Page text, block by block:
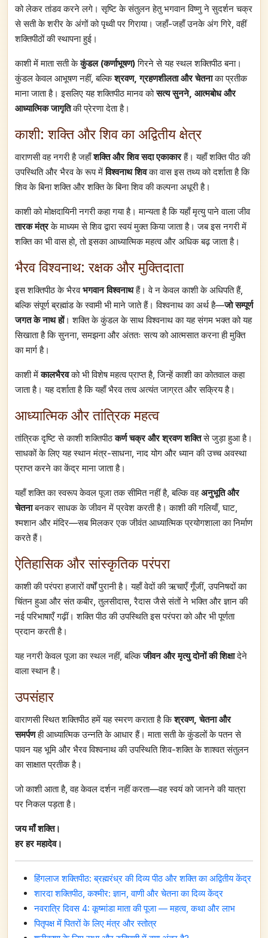
को लेकर तांडव करने लगे। सृष्टि के संतुलन हेतु भगवान विष्णु ने सुदर्शन चक्र
से सती के शरीर के अंगों को पृथ्वी पर गिराया। जहाँ-जहाँ उनके अंग गिरे, वहीं
शक्तिपीठों की स्थापना हुई।
काशी में माता सती केकुंडल (कर्णाभूषण)गिरने से यह स्थल शक्तिपीठ बना।
कुंडल केवल आभूषण नहीं, बल्किश्रवण, ग्रहणशीलता और चेतनाका प्रतीक
माना जाता है। इसलिए यह शक्तिपीठ मानव कोसत्य सुनने, आत्मबोध और
आध्यात्मिक जागृतिकी प्रेरणा देता है।
काशी: शक्ति और शिव का अद्वितीय क्षेत्र
वाराणसी वह नगरी है जहाँशक्ति और शिव सदा एकाकारहैं। यहाँ शक्ति पीठ की
उपस्थिति और भैरव के रूप मेंविश्वनाथ शिवका वास इस तथ्य को दर्शाता है कि
शिव के बिना शक्ति और शक्ति के बिना शिव की कल्पना अधूरी है।
काशी को मोक्षदायिनी नगरी कहा गया है। मान्यता है कि यहाँ मृत्यु पाने वाला जीव
तारक मंत्रके माध्यम से शिव द्वारा स्वयं मुक्त किया जाता है। जब इस नगरी में
शक्ति का भी वास हो, तो इसका आध्यात्मिक महत्व और अधिक बढ़ जाता है।
भैरव विश्वनाथ: रक्षक और मुक्तिदाता
इस शक्तिपीठ के भैरवभगवान विश्वनाथहैं। वे न केवल काशी के अधिपति हैं,
बल्कि संपूर्ण ब्रह्मांड के स्वामी भी माने जाते हैं। विश्वनाथ का अर्थ है—जो सम्पूर्ण
जगत के नाथ हों। शक्ति के कुंडल के साथ विश्वनाथ का यह संगम भक्त को यह
सिखाता है कि सुनना, समझना और अंततः सत्य को आत्मसात करना ही मुक्ति
का मार्ग है।
काशी मेंकालभैरवको भी विशेष महत्व प्राप्त है, जिन्हें काशी का कोतवाल कहा
जाता है। यह दर्शाता है कि यहाँ भैरव तत्व अत्यंत जाग्रत और सक्रिय है।
आध्यात्मिक और तांत्रिक महत्व
तांत्रिक दृष्टि से काशी शक्तिपीठकर्ण चक्र और श्रवण शक्तिसे जुड़ा हुआ है।
साधकों के लिए यह स्थान मंत्र-साधना, नाद योग और ध्यान की उच्च अवस्था
प्राप्त करने का केंद्र माना जाता है।
यहाँ शक्ति का स्वरूप केवल पूजा तक सीमित नहीं है, बल्कि वहअनुभूति और
चेतनाबनकर साधक के जीवन में प्रवेश करती है। काशी की गलियाँ, घाट,
श्मशान और मंदिर—सब मिलकर एक जीवंत आध्यात्मिक प्रयोगशाला का निर्माण
करते हैं।
ऐतिहासिक और सांस्कृतिक परंपरा
काशी की परंपरा हजारों वर्षों पुरानी है। यहाँ वेदों की ऋचाएँ गूँजीं, उपनिषदों का
चिंतन हुआ और संत कबीर, तुलसीदास, रैदास जैसे संतों ने भक्ति और ज्ञान की
नई परिभाषाएँ गढ़ीं। शक्ति पीठ की उपस्थिति इस परंपरा को और भी पूर्णता
प्रदान करती है।
यह नगरी केवल पूजा का स्थल नहीं, बल्किजीवन और मृत्यु दोनों की शिक्षादेने
वाला स्थान है।
उपसंहार
वाराणसी स्थित शक्तिपीठ हमें यह स्मरण कराता है किश्रवण, चेतना और
समर्पणही आध्यात्मिक उन्नति के आधार हैं। माता सती के कुंडलों के पतन से
पावन यह भूमि और भैरव विश्वनाथ की उपस्थिति शिव-शक्ति के शाश्वत संतुलन
का साक्षात प्रतीक है।
जो काशी आता है, वह केवल दर्शन नहीं करता—वह स्वयं को जानने की यात्रा
पर निकल पड़ता है।
जय माँ शक्ति।
हर हर महादेव।
हिंगलाज शक्तिपीठ: ब्रह्मरंध्र की दिव्य पीठ और शक्ति का अद्वितीय केंद्र
शारदा शक्तिपीठ, कश्मीर: ज्ञान, वाणी और चेतना का दिव्य केंद्र
नवरात्रि दिवस 4: कूष्मांडा माता की पूजा — महत्व, कथा और लाभ
पितृपक्ष में पितरों के लिए मंत्र और स्तोत्र